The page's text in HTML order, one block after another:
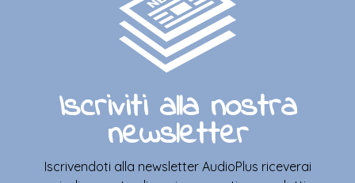
Iscriviti alla nostra
newsletter
Iscrivendoti alla newsletter AudioPlus riceverai